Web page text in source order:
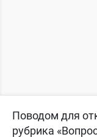
Поводом для
рубрика